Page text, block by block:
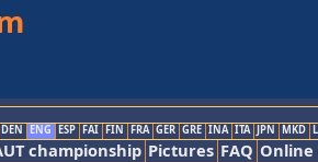
DEN ENG ESP FAI FIN FRA GER GRE INA ITA JPN MKD
championship Pictures FAQ